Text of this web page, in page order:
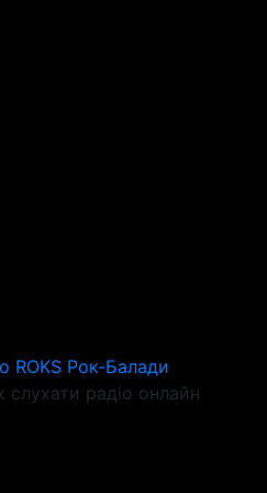
ROKS Рок-Балади
слухати радіо онлайн